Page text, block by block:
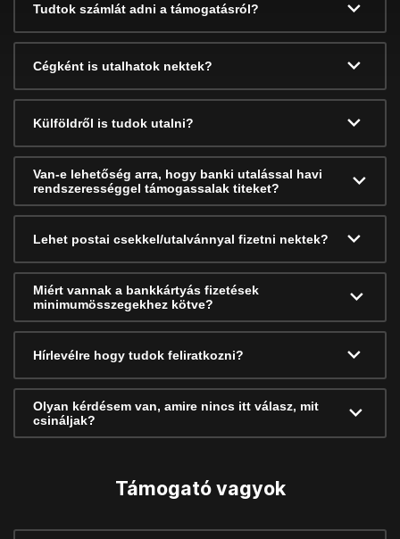
Tudtok számlát adni a támogatásról?
Cégként is utalhatok nektek?
Külföldről is tudok utalni?
Van-e lehetőség arra, hogy banki utalással havi
rendszerességgel támogassalak titeket?
Lehet postai csekkel/utalvánnyal fizetni nektek?
Miért vannak a bankkártyás fizetések
minimumösszegekhez kötve?
Hírlevélre hogy tudok feliratkozni?
Olyan kérdésem van, amire nincs itt válasz, mit
csináljak?
Támogató vagyok